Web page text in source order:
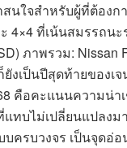
นใจสำหรับผู้ที่ต้องก
4×4 ที่เน้นสมรรถนะ
ภาพรวม: Nissan
เป็นปีสุดท้ายของเ
คือคะแนนความน่
ทบไม่เปลี่ยนแปลงม
บครบวงจร เป็นจุดอ่